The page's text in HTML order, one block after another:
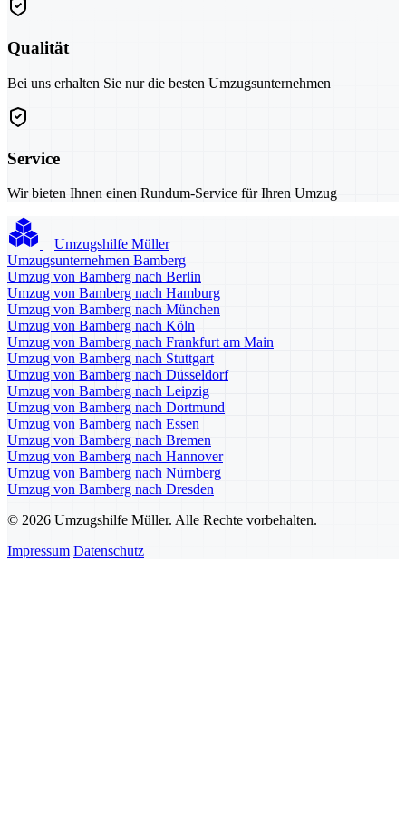
Qualität
Bei uns erhalten Sie nur die besten Umzugsunternehmen
Service
Wir bieten Ihnen einen Rundum-Service für Ihren Umzug
Umzugshilfe Müller
Umzugsunternehmen Bamberg
Umzug von Bamberg nach Berlin
Umzug von Bamberg nach Hamburg
Umzug von Bamberg nach München
Umzug von Bamberg nach Köln
Umzug von Bamberg nach Frankfurt am Main
Umzug von Bamberg nach Stuttgart
Umzug von Bamberg nach Düsseldorf
Umzug von Bamberg nach Leipzig
Umzug von Bamberg nach Dortmund
Umzug von Bamberg nach Essen
Umzug von Bamberg nach Bremen
Umzug von Bamberg nach Hannover
Umzug von Bamberg nach Nürnberg
Umzug von Bamberg nach Dresden
© 2026 Umzugshilfe Müller. Alle Rechte vorbehalten.
Impressum Datenschutz